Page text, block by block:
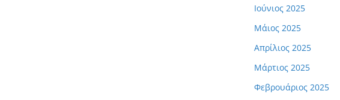
Ιούνιος 2025
Μάιος 2025
Απρίλιος 2025
Μάρτιος 2025
Φεβρουάριος 2025